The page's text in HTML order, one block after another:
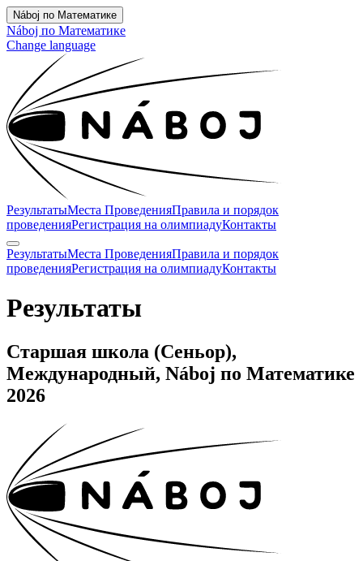
Náboj по Математике
Náboj по Математике
Change language
РезультатыМеста ПроведенияПравила и порядок
проведенияРегистрация на олимпиадуКонтакты
РезультатыМеста ПроведенияПравила и порядок
проведенияРегистрация на олимпиадуКонтакты
Результаты
Старшая школа (Сеньор),
Международный, Náboj по Математике
2026